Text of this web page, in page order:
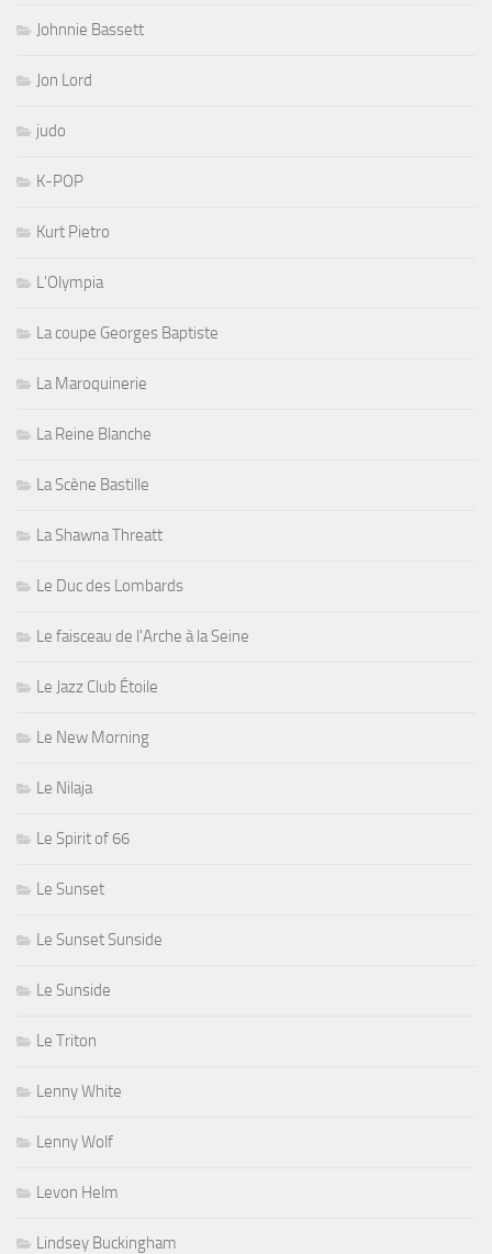
Johnnie Bassett
Jon Lord
judo
K-POP
Kurt Pietro
L'Olympia
La coupe Georges Baptiste
La Maroquinerie
La Reine Blanche
La Scène Bastille
La Shawna Threatt
Le Duc des Lombards
Le faisceau de l'Arche à la Seine
Le Jazz Club Étoile
Le New Morning
Le Nilaja
Le Spirit of 66
Le Sunset
Le Sunset Sunside
Le Sunside
Le Triton
Lenny White
Lenny Wolf
Levon Helm
Lindsey Buckingham